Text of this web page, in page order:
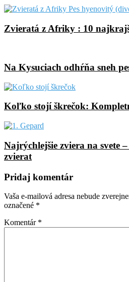
Zvieratá z Afriky : 10
Na Kysuciach odhŕňa sneh
Koľko stojí škrečok:
Najrýchlejšie zviera na svete
zvierat
Pridaj komentár
Vaša e-mailová adresa nebude
označené *
Komentár *